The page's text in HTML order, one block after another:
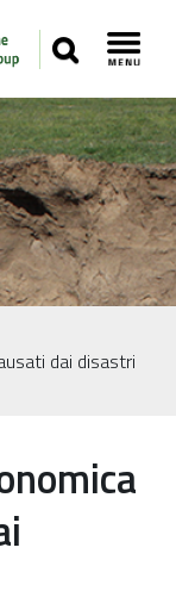
SEARCH
dai disastri